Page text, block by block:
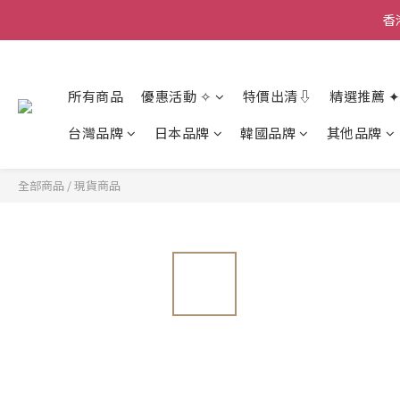
香
所有商品 優惠活動 ✧ 特價出清⇩
精選推薦 ✦
台灣品牌
日本品牌 韓國品牌 其他品牌
全部商品 /現貨商品